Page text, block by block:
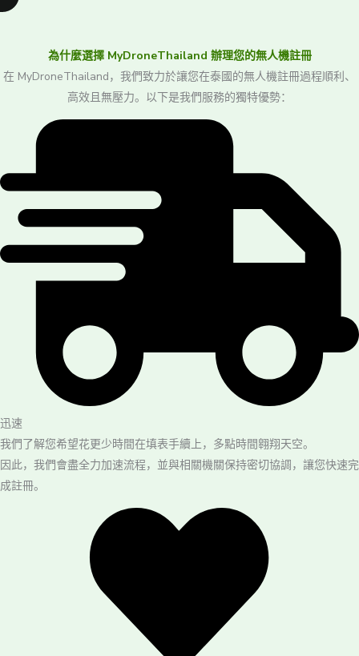
為什麼選擇 MyDroneThailand 辦理您的無人機註冊
在 MyDroneThailand，我們致力於讓您在泰國的無人機註冊過程順利、
高效且無壓力。以下是我們服務的獨特優勢：
迅速
我們了解您希望花更少時間在填表手續上，多點時間翱翔天空。
因此，我們會盡全力加速流程，並與相關機關保持密切協調，讓您快速完
成註冊。